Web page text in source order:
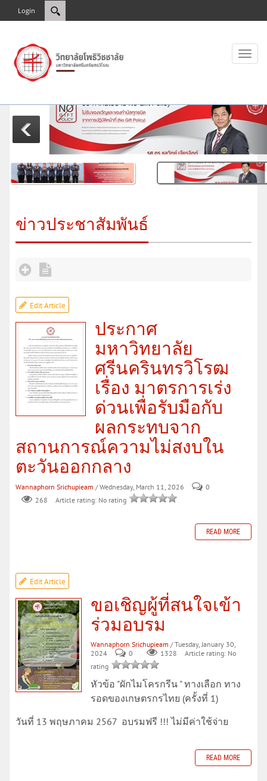
Login
Toggle
ข่าวประชาสัมพันธ์
Edit Article
ประกาศ
มหาวิทยาลัย
ศรีนครินทรวิโรฒ
เรื่อง มาตรการเร่ง
ด่วนเพื่อรับมือกับ
ผลกระทบจาก
สถานการณ์ความไม่สงบใน
ตะวันออกกลาง
Wannaphorn Srichupieam / Wednesday, March 11, 2026
0
268
Article rating: No rating
READ MORE
Edit Article
ขอเชิญผู้ที่สนใจเข้า
ร่วมอบรม
Wannaphorn Srichupieam / Tuesday, January 30,
2024
0 1328
Article rating: No
rating
หัวข้อ "ผักไมโครกรีน " ทางเลือก ทาง
รอดของเกษตรกรไทย (ครั้งที่ 1)
วันที่ 13 พฤษภาคม 2567 อบรมฟรี !!! ไม่มีค่าใช้จ่าย
READ MORE